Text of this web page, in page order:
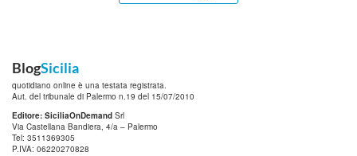
BlogSicilia
quotidiano online è una testata registrata.
Aut. del tribunale di Palermo n.19 del 15/07/2010
Editore: SiciliaOnDemand Srl
Via Castellana Bandiera, 4/a – Palermo
Tel: 3511369305
P.IVA: 06220270828